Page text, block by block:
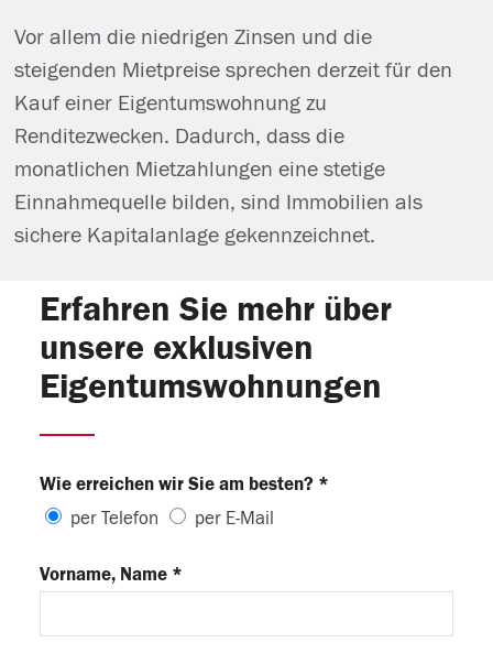
Vor allem die niedrigen Zinsen und die
steigenden Mietpreise sprechen derzeit für den
Kauf einer Eigentumswohnung zu
Renditezwecken. Dadurch, dass die
monatlichen Mietzahlungen eine stetige
Einnahmequelle bilden, sind Immobilien als
sichere Kapitalanlage gekennzeichnet.
Erfahren Sie mehr über
unsere exklusiven
Eigentumswohnungen
Wie erreichen wir Sie am besten? *
per Telefon per E-Mail
Vorname, Name *